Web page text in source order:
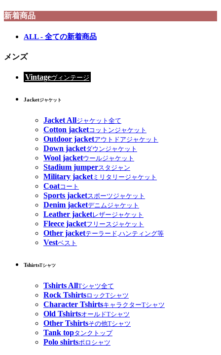
新着商品
ALL - 全ての新着商品
メンズ
Vintageヴィンテージ
Jacketジャケット
Jacket Allジャケット全て
Cotton jacketコットンジャケット
Outdoor jacketアウトドアジャケット
Down jacketダウンジャケット
Wool jacketウールジャケット
Stadium jumperスタジャン
Military jacketミリタリージャケット
Coatコート
Sports jacketスポーツジャケット
Denim jacketデニムジャケット
Leather jacketレザージャケット
Fleece jacketフリースジャケット
Other jacketテーラード,ハンティング等
Vestベスト
TshirtsTシャツ
Tshirts AllTシャツ全て
Rock TshirtsロックTシャツ
Character TshirtsキャラクターTシャツ
Old TshirtsオールドTシャツ
Other Tshirtsその他Tシャツ
Tank topタンクトップ
Polo shirtsポロシャツ